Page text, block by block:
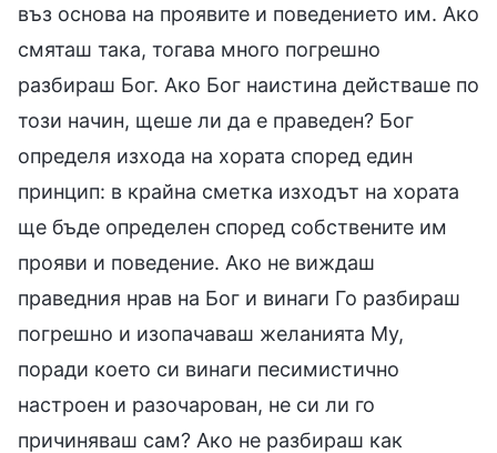
въз основа на проявите и поведението им. Ако
смяташ така, тогава много погрешно
разбираш Бог. Ако Бог наистина действаше по
този начин, щеше ли да е праведен? Бог
определя изхода на хората според един
принцип: в крайна сметка изходът на хората
ще бъде определен според собствените им
прояви и поведение. Ако не виждаш
праведния нрав на Бог и винаги Го разбираш
погрешно и изопачаваш желанията Му,
поради което си винаги песимистично
настроен и разочарован, не си ли го
причиняваш сам? Ако не разбираш как